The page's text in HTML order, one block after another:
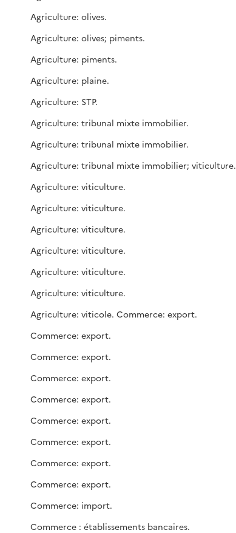
Agriculture: olives.
Agriculture: olives; piments.
Agriculture: piments.
Agriculture: plaine.
Agriculture: STP.
Agriculture: tribunal mixte immobilier.
Agriculture: tribunal mixte immobilier.
Agriculture: tribunal mixte immobilier; viticulture.
Agriculture: viticulture.
Agriculture: viticulture.
Agriculture: viticulture.
Agriculture: viticulture.
Agriculture: viticulture.
Agriculture: viticulture.
Agriculture: viticole. Commerce: export.
Commerce: export.
Commerce: export.
Commerce: export.
Commerce: export.
Commerce: export.
Commerce: export.
Commerce: export.
Commerce: export.
Commerce: import.
Commerce : établissements bancaires.